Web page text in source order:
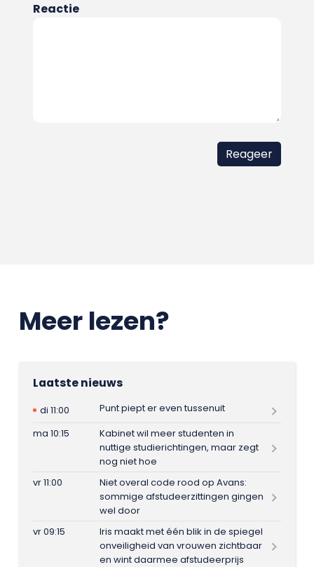
Reactie
Meer lezen?
Laatste nieuws
di 11:00
Punt piept er even tussenuit
ma 10:15
Kabinet wil meer studenten in
nuttige studierichtingen, maar zegt
nog niet hoe
vr 11:00
Niet overal code rood op Avans:
sommige afstudeerzittingen gingen
wel door
vr 09:15
Iris maakt met één blik in de spiegel
onveiligheid van vrouwen zichtbaar
en wint daarmee afstudeerprijs